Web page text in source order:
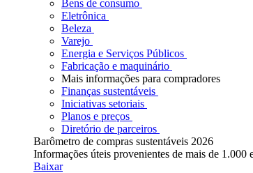
Bens de consumo
Eletrônica
Beleza
Varejo
Energia e Serviços Públicos
Fabricação e maquinário
Mais informações para compradores
Finanças sustentáveis
Iniciativas setoriais
Planos e preços
Diretório de parceiros
Barômetro de compras sustentáveis 2026
Informações úteis provenientes de mais de 1.000
Baixar